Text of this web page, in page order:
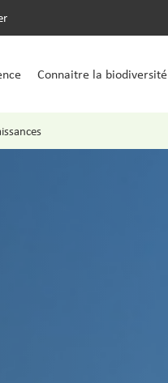
Connaitre la biodiversité